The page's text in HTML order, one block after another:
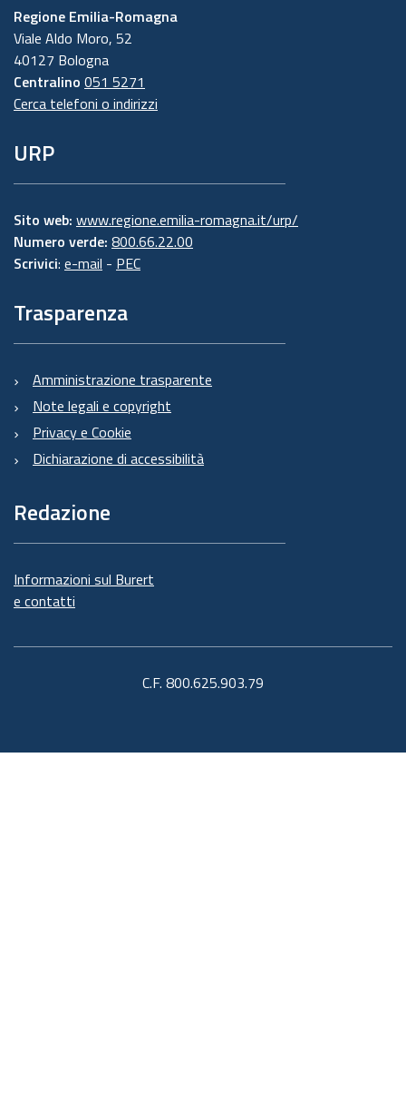
Regione Emilia-Romagna
Viale Aldo Moro, 52
40127 Bologna
Centralino 051 5271
Cerca telefoni o indirizzi
URP
Sito web: www.regione.emilia-romagna.it/urp/
Numero verde: 800.66.22.00
Scrivici: e-mail - PEC
Trasparenza
Amministrazione trasparente
Note legali e copyright
Privacy e Cookie
Dichiarazione di accessibilità
Redazione
Informazioni sul Burert
e contatti
C.F. 800.625.903.79